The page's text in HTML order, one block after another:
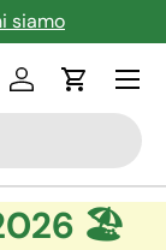
siamo
Log inCart
Menu
🏖️